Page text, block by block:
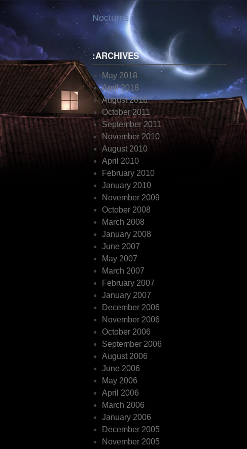
content
Nocturns
:ARCHIVES
May 2018
April 2018
August 2016
October 2011
September 2011
November 2010
August 2010
April 2010
February 2010
January 2010
November 2009
October 2008
March 2008
January 2008
June 2007
May 2007
March 2007
February 2007
January 2007
December 2006
November 2006
October 2006
September 2006
August 2006
June 2006
May 2006
April 2006
March 2006
January 2006
December 2005
November 2005